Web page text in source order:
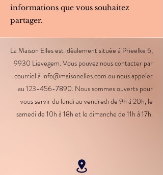
informations que vous souhaitez
partager.
La Maison Elles est idéalement située à Prieelke 6,
9930 Lievegem. Vous pouvez nous contacter par
courriel à info@maisonelles.com ou nous appeler
au 123-456-7890. Nous sommes ouverts pour
vous servir du lundi au vendredi de 9h à 20h, le
samedi de 10h à 18h et le dimanche de 11h à 17h.